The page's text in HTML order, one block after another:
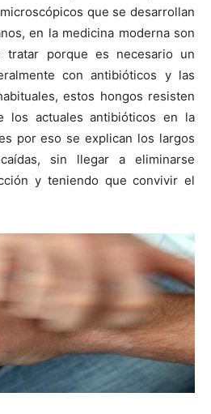
que se desarrollan
en la medicina moderna son
tratar porque es necesario un
con antibióticos y las
estos hongos resisten
los actuales antibióticos en la
por eso se explican los largos
sin llegar a eliminarse
y teniendo que convivir el